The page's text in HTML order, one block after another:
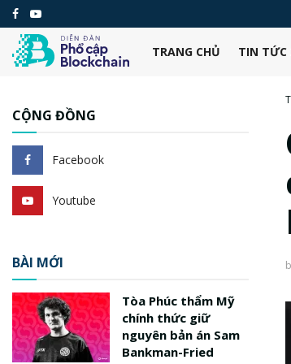
TRANG CHỦ TIN TỨC
CỘNG ĐỒNG
Facebook
Youtube
BÀI MỚI
Tòa Phúc thẩm Mỹ
chính thức giữ
nguyên bản án Sam
Bankman-Fried